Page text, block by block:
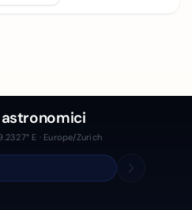
E · Europe/Zurich